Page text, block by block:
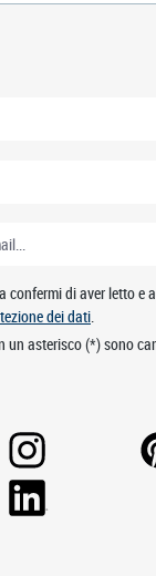
confermi di aver letto e
dei dati.
un asterisco (*) sono